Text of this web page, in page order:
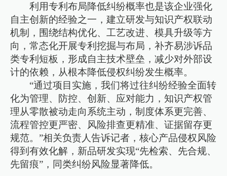
利用专利布局降低纠纷概率也是该企业强化
自主创新的经验之一，建立研发与知识产权联动
机制，围绕结构优化、工艺改进、模具升级等方
向，常态化开展专利挖掘与布局，补齐易涉诉品
类专利短板，形成自主技术壁垒，减少对外部设
计的依赖，从根本降低侵权纠纷发生概率。
“通过项目实施，我们将过往纠纷经验全面转
化为管理、防控、创新、应对能力，知识产权管
理从零散被动走向系统主动，制度体系更完善、
流程管控更严密、风险排查更精准、证据留存更
规范。”相关负责人告诉记者，核心产品侵权风险
得到有效化解，新品研发实现“先检索、先合规、
先留痕”，同类纠纷风险显著降低。